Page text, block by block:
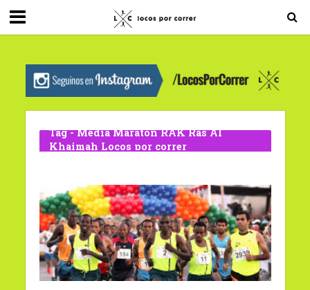
G-0X2PD3RFLV
Tag - Media Maratón RAK Ras Al
Khaimah Locos por correr